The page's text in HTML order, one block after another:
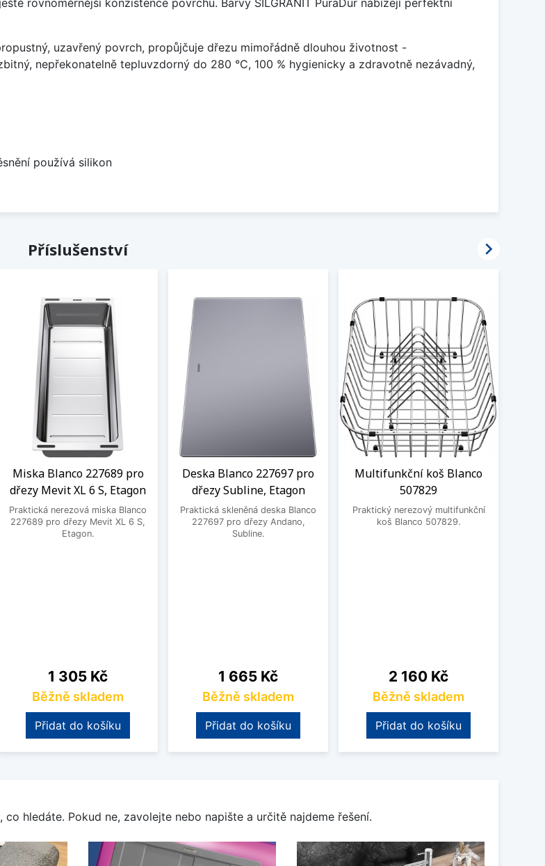
rovnoměrnější konzistence povrchu. Barvy SILGRANIT PuraDur nabízejí perfektní
uzavřený povrch, propůjčuje dřezu mimořádně dlouhou životnost -
nepřekonatelně tepluvzdorný do 280 °C, 100 % hygienicky a zdravotně nezávadný,
používá silikon
Příslušenství
Miska Blanco 227689 pro
dřezy Mevit XL 6 S, Etagon
Praktická nerezová miska Blanco
227689 pro dřezy Mevit XL 6 S,
Etagon.
Cena
1 305 Kč
Běžně skladem
Přidat do košíku
Deska Blanco 227697 pro
dřezy Subline, Etagon
Praktická skleněná deska Blanco
227697 pro dřezy Andano,
Subline.
Cena
1 665 Kč
Běžně skladem
Přidat do košíku
Multifunkční koš Blanco
507829
Praktický nerezový multifunkční
koš Blanco 507829.
Cena
2 160 Kč
Běžně skladem
Přidat do košíku

hledáte. Pokud ne, zavolejte nebo napište a určitě najdeme řešení.